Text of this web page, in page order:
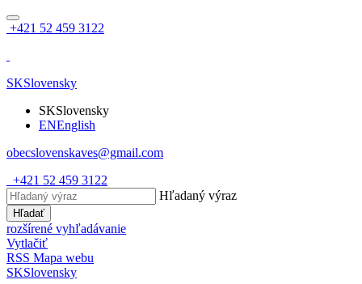
+421 52 459 3122
SKSlovensky
SKSlovensky
ENEnglish
obecslovenskaves@gmail.com
+421 52 459 3122
Hľadaný výraz
Hľadať
rozšírené vyhľadávanie
Vytlačiť
RSS Mapa webu
SKSlovensky